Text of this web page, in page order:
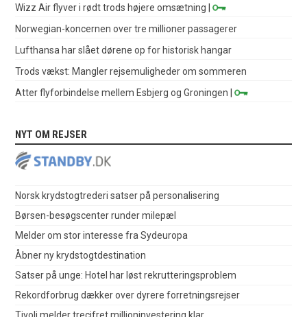
Wizz Air flyver i rødt trods højere omsætning |
Norwegian-koncernen over tre millioner passagerer
Lufthansa har slået dørene op for historisk hangar
Trods vækst: Mangler rejsemuligheder om sommeren
Atter flyforbindelse mellem Esbjerg og Groningen |
NYT OM REJSER
Norsk krydstogtrederi satser på personalisering
Børsen-besøgscenter runder milepæl
Melder om stor interesse fra Sydeuropa
Åbner ny krydstogtdestination
Satser på unge: Hotel har løst rekrutteringsproblem
Rekordforbrug dækker over dyrere forretningsrejser
Tivoli melder trecifret millioninvestering klar